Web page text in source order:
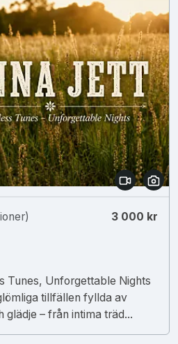
3 000 kr
Tunes, Unforgettable Nights
tillfällen fyllda av
glädje – från intima träd...